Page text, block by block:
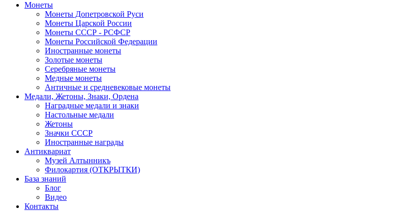
Монеты
Монеты Допетровской Руси
Монеты Царской России
Монеты СССР - РСФСР
Монеты Российской Федерации
Иностранные монеты
Золотые монеты
Серебряные монеты
Медные монеты
Античные и средневековые монеты
Медали, Жетоны, Знаки, Ордена
Наградные медали и знаки
Настольные медали
Жетоны
Значки СССР
Иностранные награды
Антиквариат
Музей Алтынникъ
Филокартия (ОТКРЫТКИ)
База знаний
Блог
Видео
Контакты